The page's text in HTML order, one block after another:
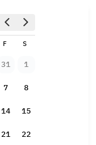
F S
31
1
7
8
14
15
21
22